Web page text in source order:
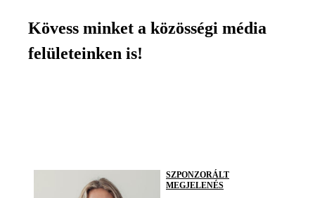
Kövess minket a közösségi média
felületeinken is!
SZPONZORÁLT
MEGJELENÉS